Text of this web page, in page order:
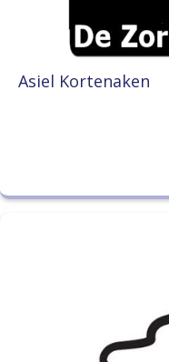
Asiel Kortenaken